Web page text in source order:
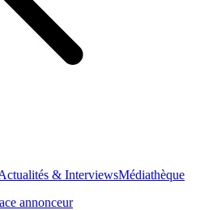
& InterviewsMédiathèque
annonceur